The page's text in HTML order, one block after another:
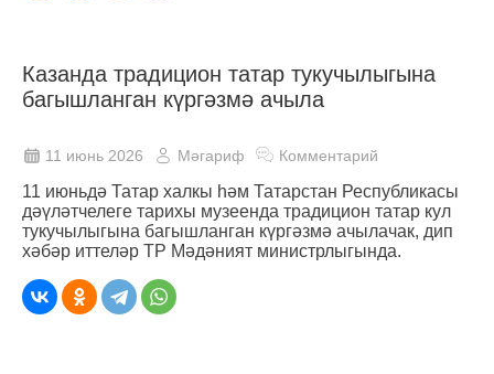
Казанда традицион татар тукучылыгына
багышланган күргәзмә ачыла
11 июнь 2026 Мәгариф Комментарий
11 июньдә Татар халкы һәм Татарстан Республикасы
дәүләтчелеге тарихы музеенда традицион татар кул
тукучылыгына багышланган күргәзмә ачылачак, дип
хәбәр иттеләр ТР Мәдәният министрлыгында.